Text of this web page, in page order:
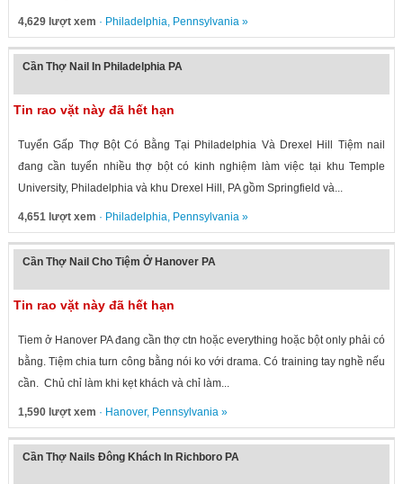
4,629 lượt xem · Philadelphia, Pennsylvania»
Cần Thợ Nail In Philadelphia PA
Tin rao vặt này đã hết hạn
Tuyển Gấp Thợ Bột Có Bằng Tại Philadelphia Và Drexel Hill Tiệm nail
đang cần tuyển nhiều thợ bột có kinh nghiệm làm việc tại khu Temple
University, Philadelphia và khu Drexel Hill, PA gồm Springfield và...
4,651 lượt xem · Philadelphia, Pennsylvania»
Cần Thợ Nail Cho Tiệm Ở Hanover PA
Tin rao vặt này đã hết hạn
Tiem ở Hanover PA đang cần thợ ctn hoặc everything hoặc bột only phải có
bằng. Tiệm chia turn công bằng nói ko với drama. Có training tay nghề nếu
cần. Chủ chỉ làm khi kẹt khách và chỉ làm...
1,590 lượt xem · Hanover, Pennsylvania»
Cần Thợ Nails Đông Khách In Richboro PA